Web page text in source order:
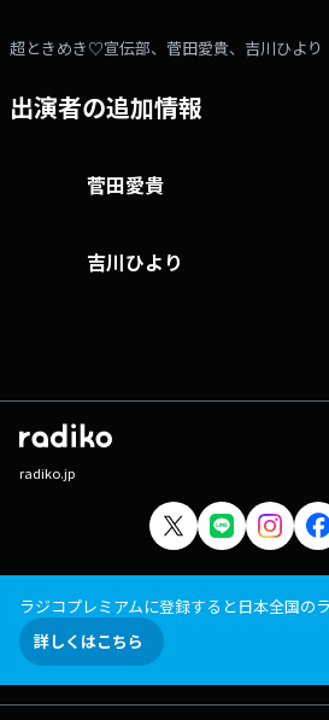
超ときめき♡宣伝部、菅田愛貴、吉川ひより
出演者の追加情報
菅田愛貴
吉川ひより
radiko.jp
ラジコプレミアムに登録すると日本全国の
詳しくはこちら